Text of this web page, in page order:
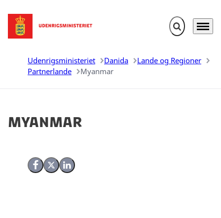
Gå til forsiden Fold søgefelt
Menu
Udenrigsministeriet Danida
Lande og Regioner
Partnerlande
Myanmar
Myanmar
Del på Facebook
Del på X (Twitter)
Del på LinkedIn